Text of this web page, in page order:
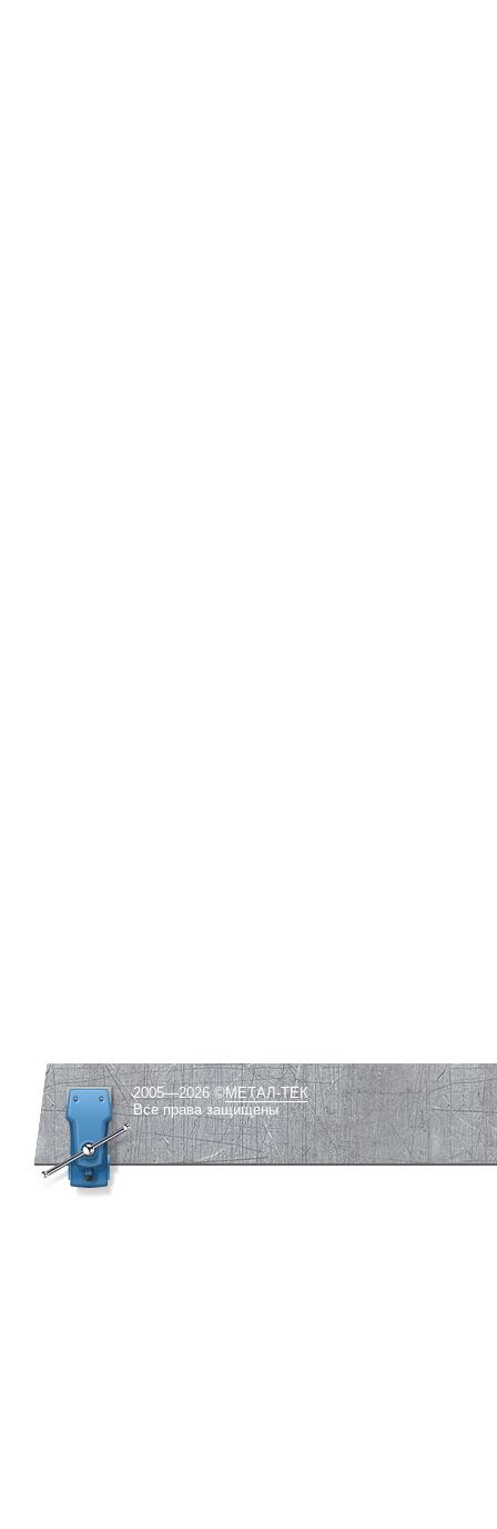
2005—2026 ©МЕТАЛ-ТЕК
Все права защищены